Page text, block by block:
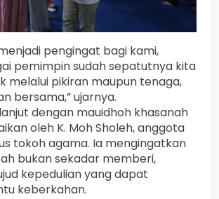
pengingat bagi kami,
pemimpin sudah sepatutnya kita
melalui pikiran maupun tenaga,
bersama,” ujarnya.
dengan mauidhoh khasanah
oleh K. Moh Sholeh, anggota
tokoh agama. Ia mengingatkan
bukan sekadar memberi,
kepedulian yang dapat
keberkahan.